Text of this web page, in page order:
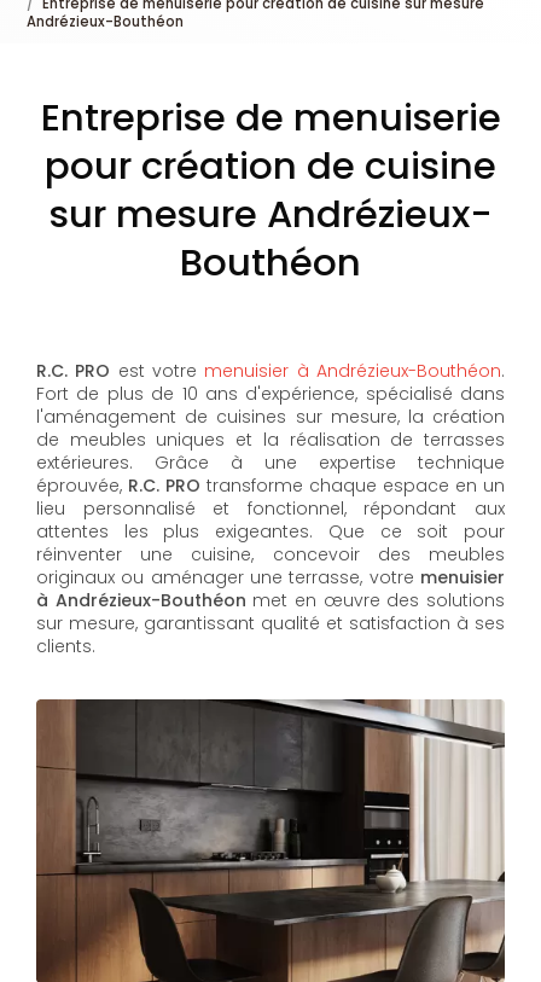
Andrézieux-Bouthéon
Entreprise de menuiserie
pour création de cuisine
sur mesure Andrézieux-
Bouthéon
R.C. PRO est votre menuisier à Andrézieux-Bouthéon.
Fort de plus de 10 ans d'expérience, spécialisé dans
l'aménagement de cuisines sur mesure, la création
de meubles uniques et la réalisation de terrasses
extérieures. Grâce à une expertise technique
éprouvée, R.C. PRO transforme chaque espace en un
lieu personnalisé et fonctionnel, répondant aux
attentes les plus exigeantes. Que ce soit pour
réinventer une cuisine, concevoir des meubles
originaux ou aménager une terrasse, votre menuisier
à Andrézieux-Bouthéon met en œuvre des solutions
sur mesure, garantissant qualité et satisfaction à ses
clients.